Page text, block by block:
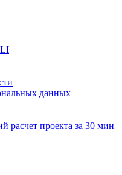
данных
расчет проекта за 30 мин